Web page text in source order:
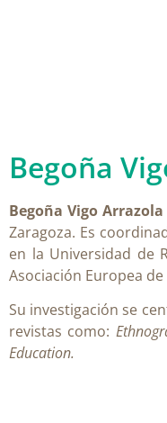
Begoña
Begoña Vigo Arrazola
Zaragoza. Es
en la Universidad de
Asociación Europea
Su investigación se
revistas como:
Education.